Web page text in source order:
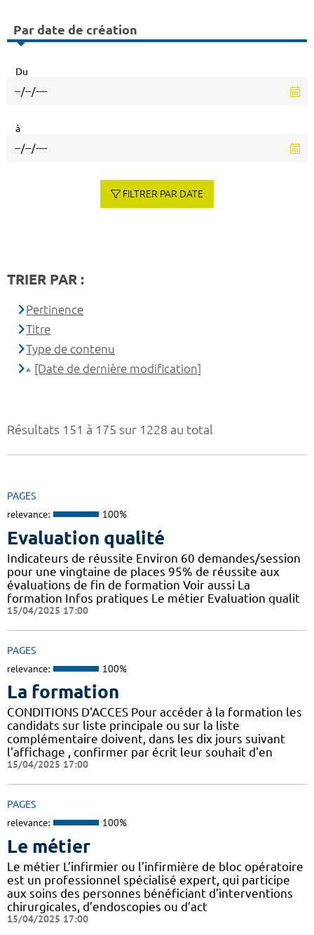
Résultats 151 à 175 sur 1228 au total
PAGES
relevance: 100%
Evaluation qualité
Indicateurs de réussite Environ 60 demandes/session
pour une vingtaine de places 95% de réussite aux
évaluations de fin de formation Voir aussi La
formation Infos pratiques Le métier Evaluation qualit
15/04/2025 17:00
PAGES
relevance: 100%
La formation
CONDITIONS D'ACCES Pour accéder à la formation les
candidats sur liste principale ou sur la liste
complémentaire doivent, dans les dix jours suivant
l'affichage , confirmer par écrit leur souhait d'en
15/04/2025 17:00
PAGES
relevance: 100%
Le métier
Le métier L’infirmier ou l’infirmière de bloc opératoire
est un professionnel spécialisé expert, qui participe
aux soins des personnes bénéficiant d’interventions
chirurgicales, d’endoscopies ou d’act
15/04/2025 17:00
Par date de création
Du
à
FILTRER PAR DATE
TRIER PAR :
Pertinence
Titre
Type de contenu
[Date de dernière modification]